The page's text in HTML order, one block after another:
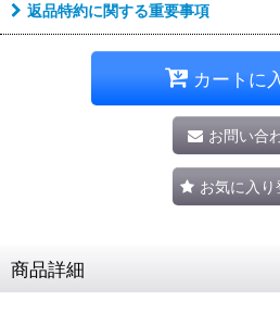
返品特約に関する重要事項
カートに
お問い合
お気に入り
商品詳細